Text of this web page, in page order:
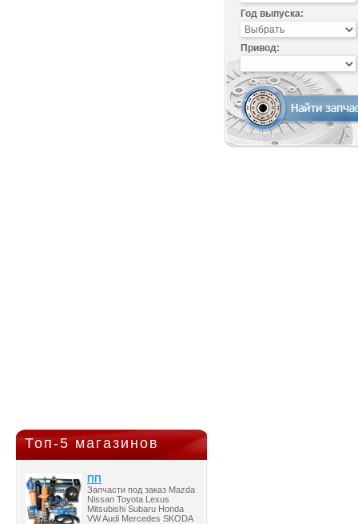
Топ-5 магазинов
ПП
Запчасти под заказ Mazda
Nissan Toyota Lexus
Mitsubishi Subaru Honda
VW Audi Mercedes SKODA
Год выпуска:
Привод: